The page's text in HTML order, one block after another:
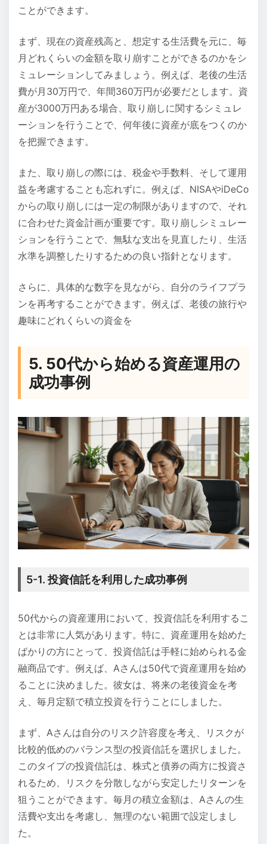
ことができます。
まず、現在の資産残高と、想定する生活費を元に、毎
月どれくらいの金額を取り崩すことができるのかをシ
ミュレーションしてみましょう。例えば、老後の生活
費が月30万円で、年間360万円が必要だとします。資
産が3000万円ある場合、取り崩しに関するシミュレ
ーションを行うことで、何年後に資産が底をつくのか
を把握できます。
また、取り崩しの際には、税金や手数料、そして運用
益を考慮することも忘れずに。例えば、NISAやiDeCo
からの取り崩しには一定の制限がありますので、それ
に合わせた資金計画が重要です。取り崩しシミュレー
ションを行うことで、無駄な支出を見直したり、生活
水準を調整したりするための良い指針となります。
さらに、具体的な数字を見ながら、自分のライフプラ
ンを再考することができます。例えば、老後の旅行や
趣味にどれくらいの資金を
5. 50代から始める資産運用の
成功事例
5-1. 投資信託を利用した成功事例
50代からの資産運用において、投資信託を利用するこ
とは非常に人気があります。特に、資産運用を始めた
ばかりの方にとって、投資信託は手軽に始められる金
融商品です。例えば、Aさんは50代で資産運用を始め
ることに決めました。彼女は、将来の老後資金を考
え、毎月定額で積立投資を行うことにしました。
まず、Aさんは自分のリスク許容度を考え、リスクが
比較的低めのバランス型の投資信託を選択しました。
このタイプの投資信託は、株式と債券の両方に投資さ
れるため、リスクを分散しながら安定したリターンを
狙うことができます。毎月の積立金額は、Aさんの生
活費や支出を考慮し、無理のない範囲で設定しまし
た。